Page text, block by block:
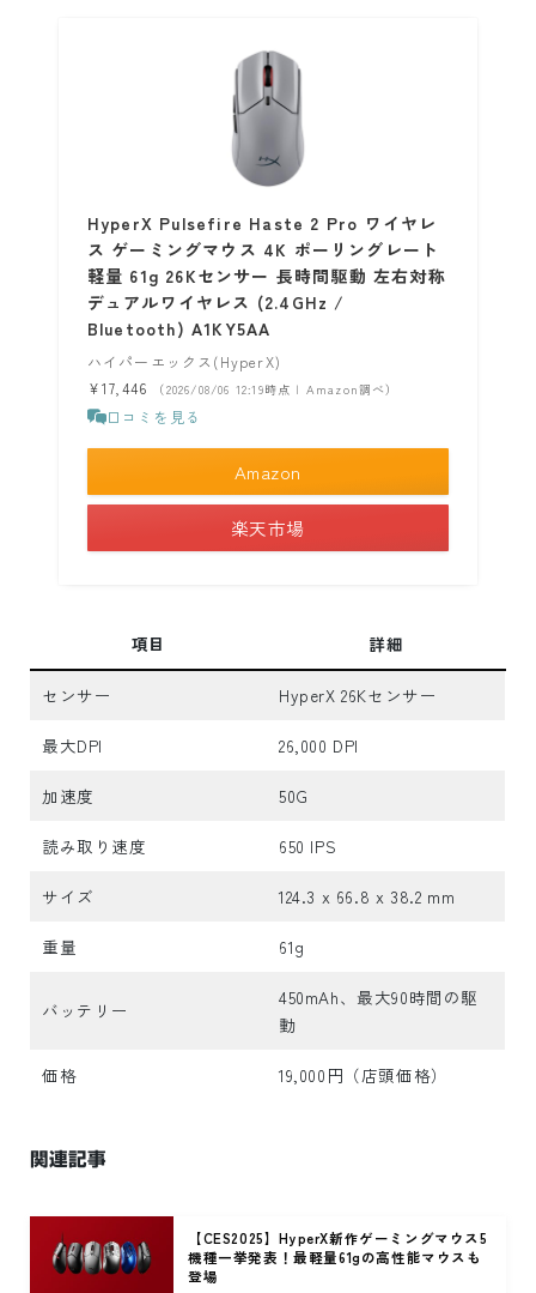
HyperX Pulsefire Haste 2 Pro ワイヤレ
ス ゲーミングマウス 4K ポーリングレート
軽量 61g 26Kセンサー 長時間駆動 左右対称
デュアルワイヤレス (2.4GHz /
Bluetooth) A1KY5AA
ハイパーエックス(HyperX)
¥17,446
（2026/08/06 12:19時点 | Amazon調べ）
口コミを見る
Amazon
楽天市場
項目 詳細
センサー HyperX 26Kセンサー
最大DPI 26,000 DPI
加速度 50G
読み取り速度 650 IPS
サイズ 124.3 x 66.8 x 38.2 mm
重量 61g
バッテリー
450mAh、最大90時間の駆
動
価格 19,000円（店頭価格）
関連記事
【CES2025】HyperX新作ゲーミングマウス5
機種一挙発表！最軽量61gの高性能マウスも
登場